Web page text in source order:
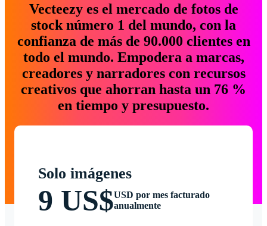
Vecteezy es el mercado de fotos de
stock número 1 del mundo, con la
confianza de más de 90.000 clientes en
todo el mundo. Empodera a marcas,
creadores y narradores con recursos
creativos que ahorran hasta un 76 %
en tiempo y presupuesto.
Solo imágenes
9 US$USD por mes facturado
anualmente